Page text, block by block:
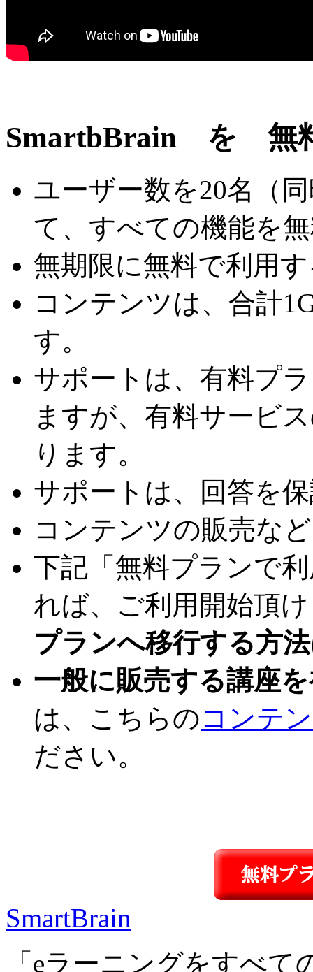
SmartbBrain を
ユーザー数を20名（
て、すべての機能を
無期限に無料で利用
コンテンツは、合計
す。
サポートは、有料プ
ますが、有料サービ
ります。
サポートは、回答を
コンテンツの販売な
下記「無料プランで
れば、ご利用開始頂
プランへ移行する方
一般に販売する講座
は、こちらのコンテ
ださい。
SmartBrain
「eラーニングをすべて